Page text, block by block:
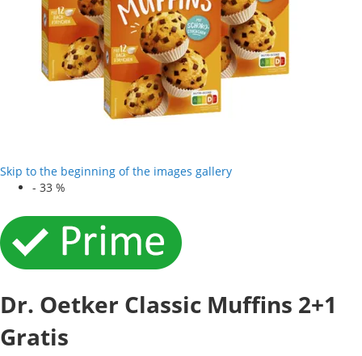
Skip to the beginning of the images gallery
- 33 %
Dr. Oetker Classic Muffins 2+1
Gratis